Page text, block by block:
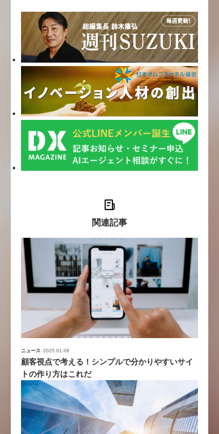
関連記事
ニュース 2025.01.08
顧客視点で考える！シンプルで分かりやすいサイ
トの作り方はこれだ